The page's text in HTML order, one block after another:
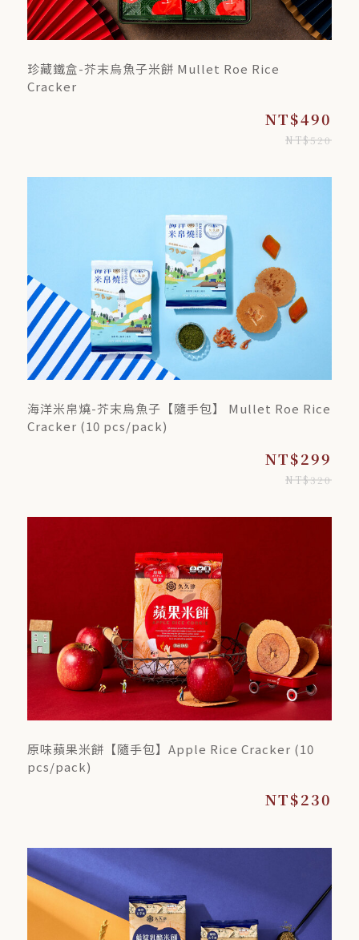
珍藏鐵盒-芥末烏魚子米餅 Mullet Roe Rice
Cracker
NT$490
NT$520
海洋米帛燒-芥末烏魚子【隨手包】 Mullet Roe Rice
Cracker (10 pcs/pack)
NT$299
NT$320
原味蘋果米餅【隨手包】Apple Rice Cracker (10
pcs/pack)
NT$230